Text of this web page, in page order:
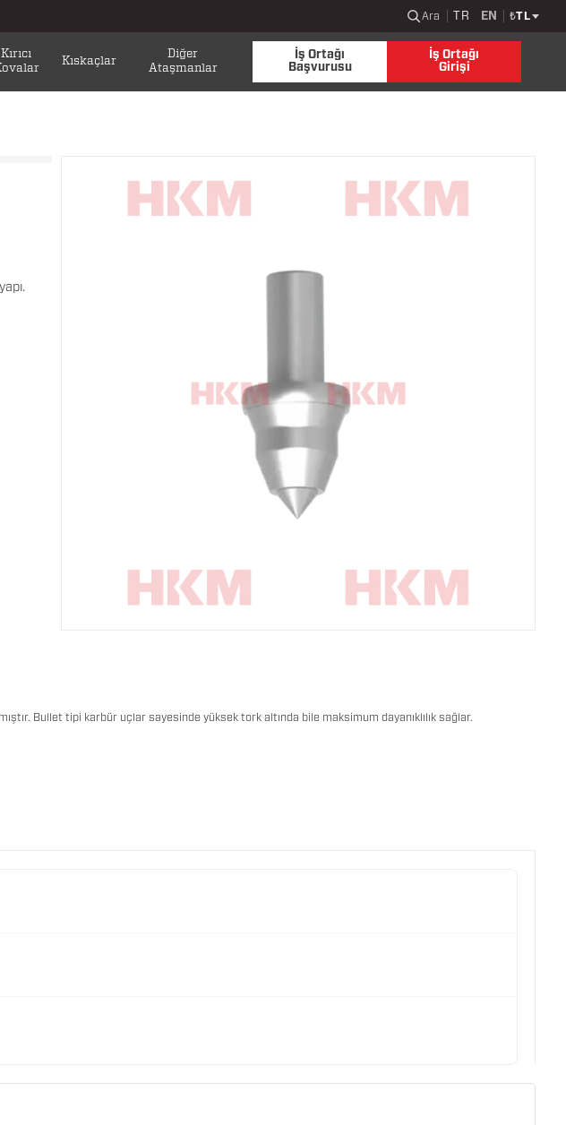
Ara TR EN ₺TL
Kırıcı
Kıskaçlar
Diğer
Ataşmanlar
İş Ortağı
Başvurusu
İş Ortağı
Girişi
Bullet tipi karbür uçlar sayesinde yüksek tork altında bile maksimum dayanıklılık sağlar.